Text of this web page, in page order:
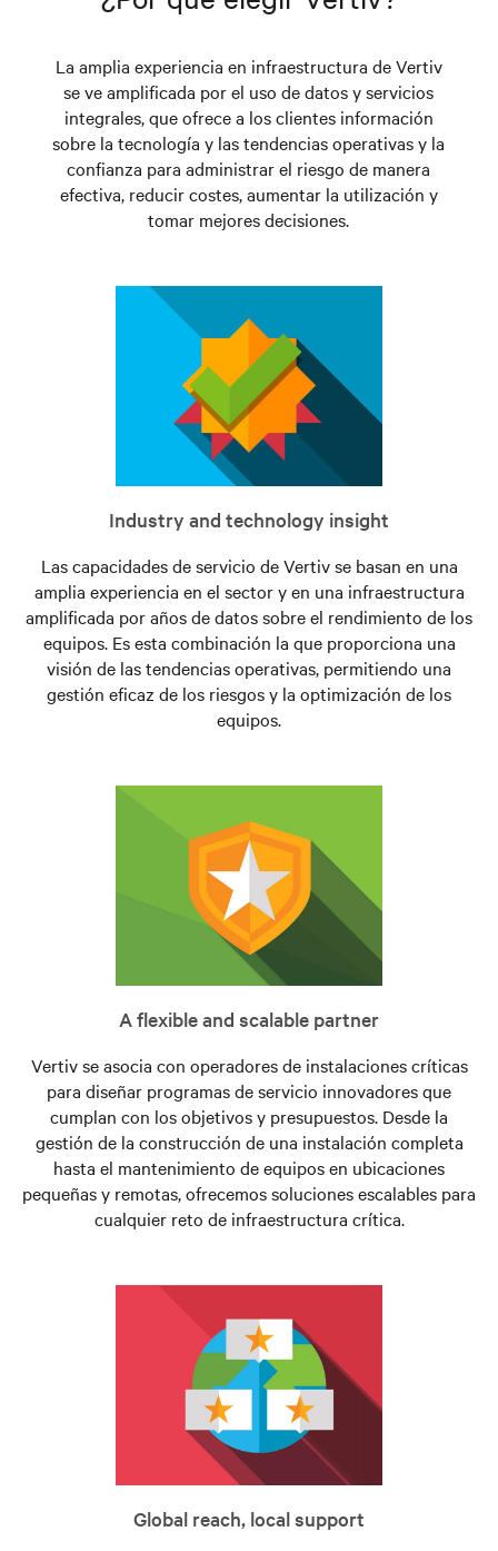
instalación, puesta en marcha y arranque.
La amplia experiencia en infraestructura de Vertiv
se ve amplificada por el uso de datos y servicios
integrales, que ofrece a los clientes información
sobre la tecnología y las tendencias operativas y la
confianza para administrar el riesgo de manera
efectiva, reducir costes, aumentar la utilización y
tomar mejores decisiones.
Industry and technology insight
Las capacidades de servicio de Vertiv se basan en una
amplia experiencia en el sector y en una infraestructura
amplificada por años de datos sobre el rendimiento de los
equipos. Es esta combinación la que proporciona una
visión de las tendencias operativas, permitiendo una
gestión eficaz de los riesgos y la optimización de los
equipos.
A flexible and scalable partner
Vertiv se asocia con operadores de instalaciones críticas
para diseñar programas de servicio innovadores que
cumplan con los objetivos y presupuestos. Desde la
gestión de la construcción de una instalación completa
hasta el mantenimiento de equipos en ubicaciones
pequeñas y remotas, ofrecemos soluciones escalables para
cualquier reto de infraestructura crítica.
Global reach, local support